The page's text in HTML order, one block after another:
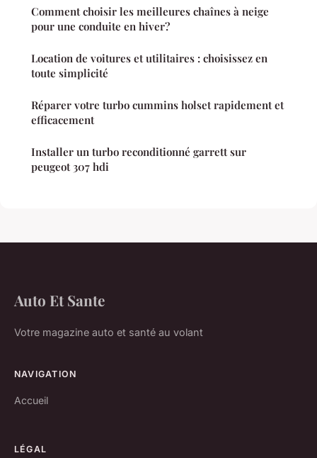
Comment choisir les meilleures chaînes à neige
pour une conduite en hiver?
Location de voitures et utilitaires : choisissez en
toute simplicité
Réparer votre turbo cummins holset rapidement et
efficacement
Installer un turbo reconditionné garrett sur
peugeot 307 hdi
Auto Et Sante
Votre magazine auto et santé au volant
NAVIGATION
Accueil
LÉGAL